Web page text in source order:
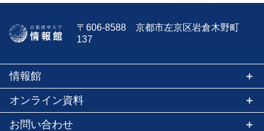
ト
検
索:
〒606-8588 京都市左京区岩倉木野町
137
情報館
オンライン資料
お問い合わせ